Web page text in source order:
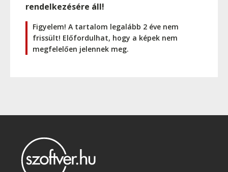
rendelkezésére áll!
Figyelem! A tartalom legalább 2 éve nem
frissült! Előfordulhat, hogy a képek nem
megfelelően jelennek meg.